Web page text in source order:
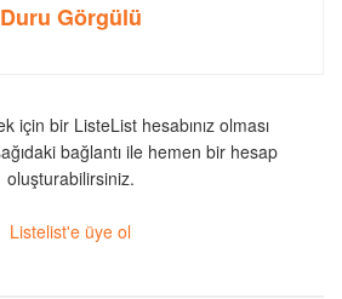
Duru Görgülü
için bir ListeList hesabınız olması
bağlantı ile hemen bir hesap
oluşturabilirsiniz.
Listelist'e üye ol